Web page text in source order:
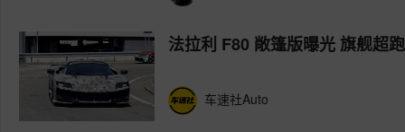
法拉利 F80 敞篷版曝光 旗舰超
车速社Auto